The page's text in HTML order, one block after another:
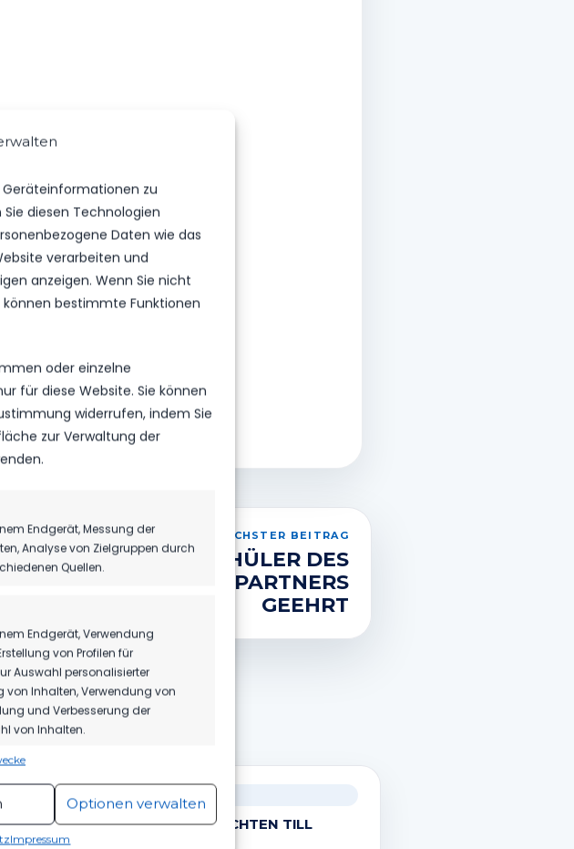
zu
diesen Technologien
Daten wie das
verarbeiten und
anzeigen. Wenn Sie nicht
bestimmte Funktionen
oder einzelne
für diese Website. Sie können
widerrufen, indem Sie
zur Verwaltung der
Endgerät, Messung der
Analyse von Zielgruppen durch
Quellen.
Endgerät, Verwendung
von Profilen für
Auswahl personalisierter
von Inhalten, Verwendung von
und Verbesserung der
von Inhalten.
Quellen,
Endgeräten
Optionen verwalten
Impressum
und allen Mitgliedern der
Satzung beteiligt waren.
NÄCHSTER BEITRAG
SCHÜLER DES
KOOPERATIONSPARTNERS
GEEHRT
WIR VERPFLICHTEN TILL